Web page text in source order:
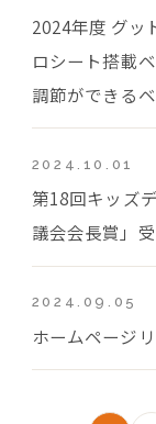
2024年度 グ
ロシート搭載
調節ができる
2024.10.01
第18回キッズ
議会会長賞」
2024.09.05
ホームページ